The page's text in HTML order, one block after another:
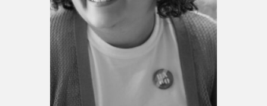
Espace médias